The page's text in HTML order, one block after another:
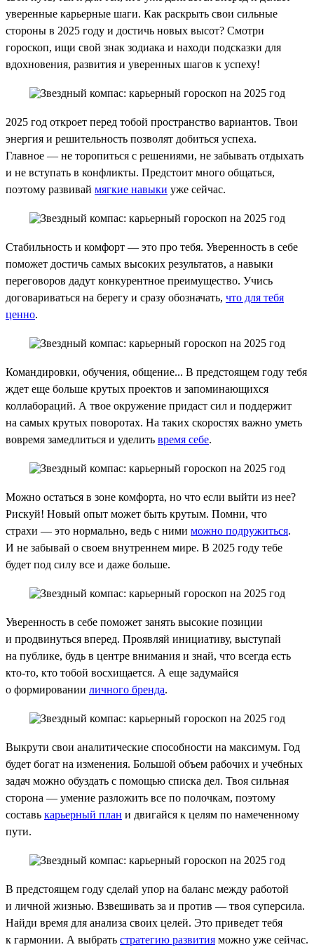
уверенные карьерные шаги. Как раскрыть свои сильные
стороны в 2025 году и достичь новых высот? Смотри
гороскоп, ищи свой знак зодиака и находи подсказки для
вдохновения, развития и уверенных шагов к успеху!
2025 год откроет перед тобой пространство вариантов. Твои
энергия и решительность позволят добиться успеха.
Главное — не торопиться с решениями, не забывать отдыхать
и не вступать в конфликты. Предстоит много общаться,
поэтому развивай мягкие навыки уже сейчас.
Стабильность и комфорт — это про тебя. Уверенность в себе
поможет достичь самых высоких результатов, а навыки
переговоров дадут конкурентное преимущество. Учись
договариваться на берегу и сразу обозначать, что для тебя
ценно.
Командировки, обучения, общение... В предстоящем году тебя
ждет еще больше крутых проектов и запоминающихся
коллабораций. А твое окружение придаст сил и поддержит
на самых крутых поворотах. На таких скоростях важно уметь
вовремя замедлиться и уделить время себе.
Можно остаться в зоне комфорта, но что если выйти из нее?
Рискуй! Новый опыт может быть крутым. Помни, что
страхи — это нормально, ведь с ними можно подружиться.
И не забывай о своем внутреннем мире. В 2025 году тебе
будет под силу все и даже больше.
Уверенность в себе поможет занять высокие позиции
и продвинуться вперед. Проявляй инициативу, выступай
на публике, будь в центре внимания и знай, что всегда есть
кто-то, кто тобой восхищается. А еще задумайся
о формировании личного бренда.
Выкрути свои аналитические способности на максимум. Год
будет богат на изменения. Большой объем рабочих и учебных
задач можно обуздать с помощью списка дел. Твоя сильная
сторона — умение разложить все по полочкам, поэтому
составь карьерный план и двигайся к целям по намеченному
пути.
В предстоящем году сделай упор на баланс между работой
и личной жизнью. Взвешивать за и против — твоя суперсила.
Найди время для анализа своих целей. Это приведет тебя
к гармонии. А выбрать стратегию развития можно уже сейчас.